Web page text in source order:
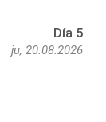
Día 5
ju, 20.08.2026